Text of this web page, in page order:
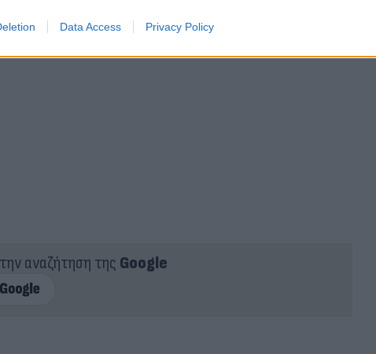
Data Access Privacy Policy
αναζήτηση της Google